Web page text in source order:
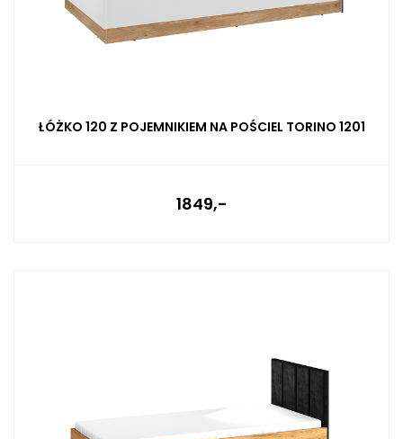
ŁÓŻKO 120 Z POJEMNIKIEM NA POŚCIEL TORINO 1201
1849,-